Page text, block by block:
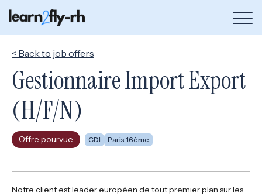
de
< Back to job offers
Gestionnaire Import Export
(H/F/N)
Offre pourvue CDI Paris 16ème
Notre client est leader européen de tout premier plan sur les